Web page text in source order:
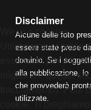
Disclaimer
Alcune delle foto
essere state prese
dominio. Se i
alla pubblicazione,
che provvederà
utilizzate.
We use cookies
Utilizziamo i cookie
essenziali per il
migliorare questo
tracciamento). Puoi
cookie. Ti